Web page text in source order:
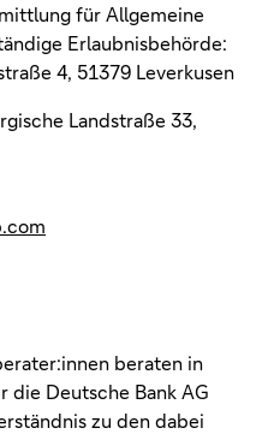
für Allgemeine
Erlaubnisbehörde:
4, 51379 Leverkusen
Landstraße 33,
beraten in
die Deutsche Bank AG
zu den dabei